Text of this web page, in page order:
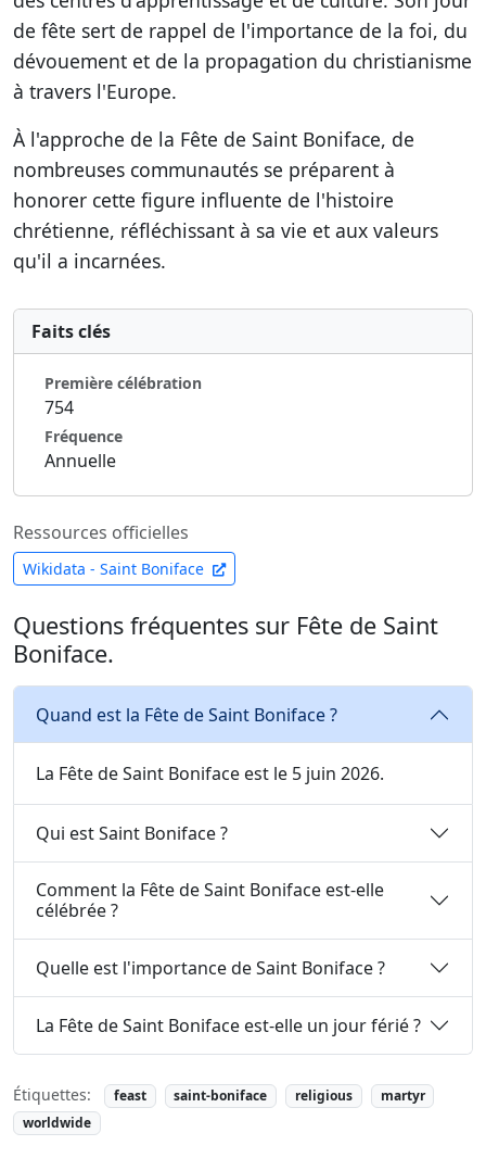
de fête sert de rappel de l'importance de la foi, du
dévouement et de la propagation du christianisme
à travers l'Europe.
À l'approche de la Fête de Saint Boniface, de
nombreuses communautés se préparent à
honorer cette figure influente de l'histoire
chrétienne, réfléchissant à sa vie et aux valeurs
qu'il a incarnées.
Faits clés
Première célébration
754
Fréquence
Annuelle
Ressources officielles
Wikidata - Saint Boniface
Questions fréquentes sur Fête de Saint
Boniface.
Quand est la Fête de Saint Boniface ?
La Fête de Saint Boniface est le 5 juin 2026.
Qui est Saint Boniface ?
Comment la Fête de Saint Boniface est-elle
célébrée ?
Quelle est l'importance de Saint Boniface ?
La Fête de Saint Boniface est-elle un jour férié ?
Étiquettes: feast saint-boniface religious
martyr
worldwide